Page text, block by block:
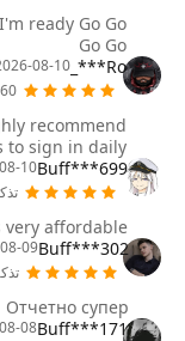
ready Go Go
Go Go
Ro***_
08-10 02:27:43 (UTC+0)
1860
recommend
to sign in daily!
Buff***699
(UTC+0)
very affordable
Buff***302
(UTC+0)
Отчетно супер
Buff***171
(UTC+0)